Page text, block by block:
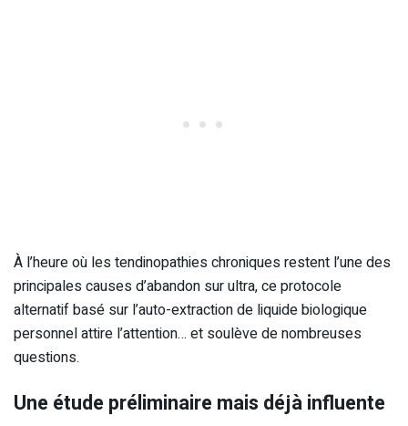
À l’heure où les tendinopathies chroniques restent l’une des
principales causes d’abandon sur ultra, ce protocole
alternatif basé sur l’auto-extraction de liquide biologique
personnel attire l’attention… et soulève de nombreuses
questions.
Une étude préliminaire mais déjà influente